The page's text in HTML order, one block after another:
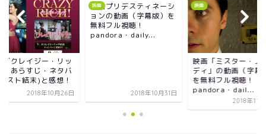
レイジー・リッ
らすじ・ネタバ
結末)と感想！
2018年10月26日
映画
映画プリデスティネーシ
ョンの動画（字幕版）を
無料フル視聴！
pandora・daily...
2018年10月31日
映画
映画「ミスター・ノーバ
ディ」の動画（字幕版）
を無料フル視聴！
pandora・dail...
2018年11月20